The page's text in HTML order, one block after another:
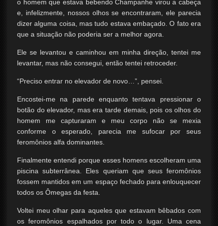
o homem que estava bebendo Champanhe virou a cabeça
e, infelizmente, nossos olhos se encontraram, ele parecia
dizer alguma coisa, mas tudo estava embaçado. O fato era
que a situação não poderia ser a melhor agora.
Ele se levantou e caminhou em minha direção, tentei me
levantar, mas não consegui, então tentei retroceder.
“Preciso entrar no elevador de novo…”, pensei.
Encostei-me na parede enquanto tentava pressionar o
botão do elevador, mas era tarde demais, pois os olhos do
homem me capturaram e meu corpo não se mexia
conforme o esperado, parecia me sufocar por seus
feromônios alfa dominantes.
Finalmente entendi porque esses homens escolheram uma
piscina subterrânea. Eles queriam que seus feromônios
fossem mantidos em um espaço fechado para enlouquecer
todos os Ômegas da festa.
Voltei meu olhar para aqueles que estavam bêbados com
os feromônios espalhados por todo o lugar. Uma cena